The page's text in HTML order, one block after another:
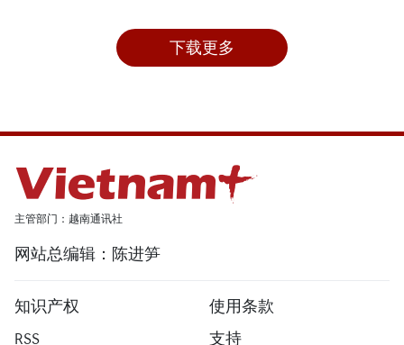
下载更多
主管部门：越南通讯社
网站总编辑：陈进笋
知识产权
使用条款
RSS
支持